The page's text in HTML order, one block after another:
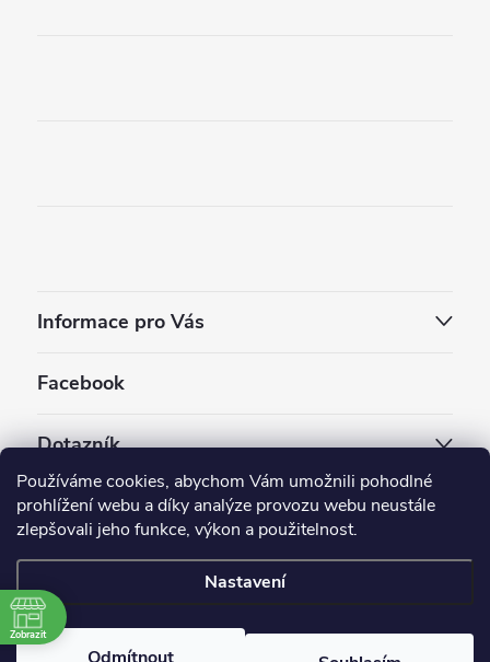
Používáme cookies, abychom Vám umožnili pohodlné
prohlížení webu a díky analýze provozu webu neustále
zlepšovali jeho funkce, výkon a použitelnost.
Nastavení
Informace pro Vás
Facebook
Dotazník
Jaký styl vapování vám vyhovuje ?
Copyright 2026
Upravit nastavení cookies
Zobrazit